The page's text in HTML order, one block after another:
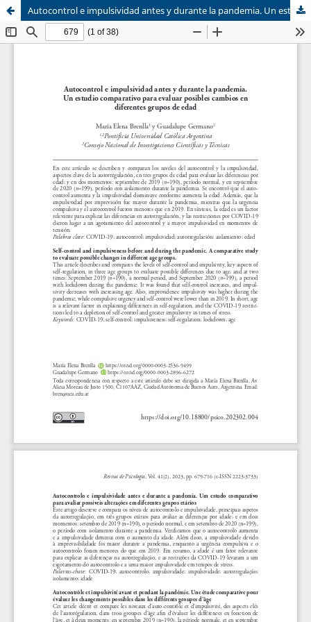
Autocontrol e impulsividad antes y durante la pandemia. Un estudio comparativo para evaluar posibles cambios en diferentes grupos de edad